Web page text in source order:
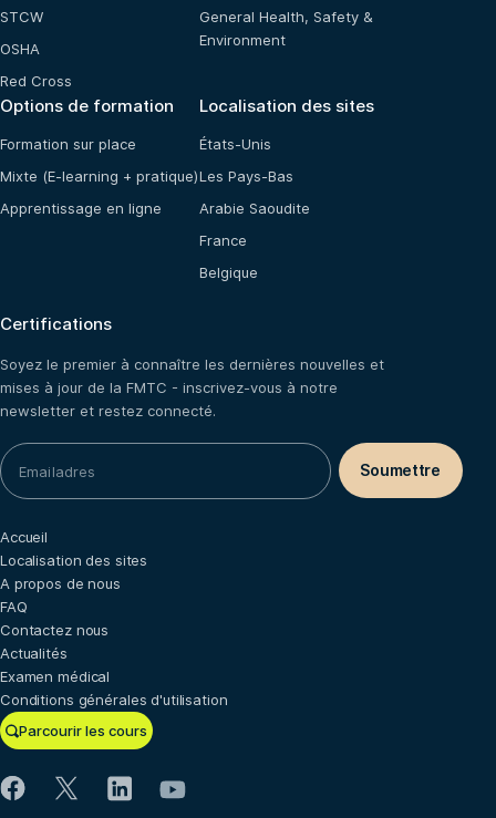
STCW
OSHA
Red Cross
General Health, Safety &
Environment
Options de formation
Formation sur place
Mixte (E-learning + pratique)
Apprentissage en ligne
Localisation des sites
États-Unis
Les Pays-Bas
Arabie Saoudite
France
Belgique
Certifications
Soyez le premier à connaître les dernières nouvelles et
mises à jour de la FMTC - inscrivez-vous à notre
newsletter et restez connecté.
Parcourir les cours
Accueil
Localisation des sites
A propos de nous
FAQ
Contactez nous
Actualités
Examen médical
Conditions générales d'utilisation